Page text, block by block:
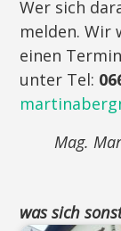
Wer sich
melden. Wir
einen
unter Tel:
Mag.
was sich